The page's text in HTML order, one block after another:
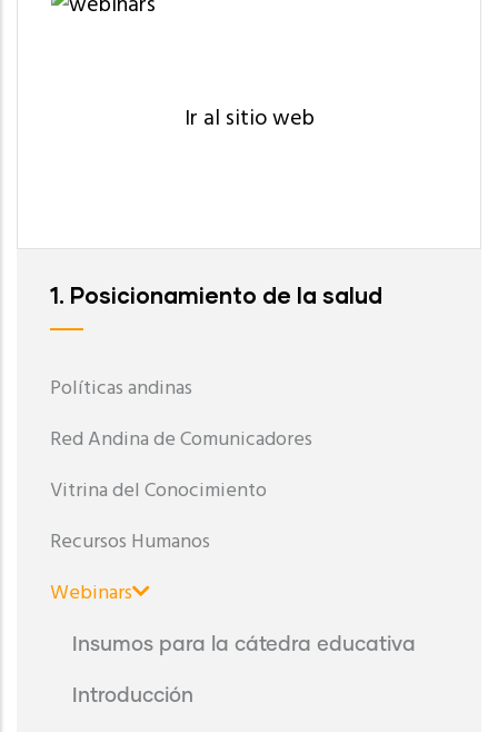
Ir al sitio web
1. Posicionamiento de la salud
Políticas andinas
Red Andina de Comunicadores
Vitrina del Conocimiento
Recursos Humanos
Webinars
Insumos para la cátedra educativa
Introducción